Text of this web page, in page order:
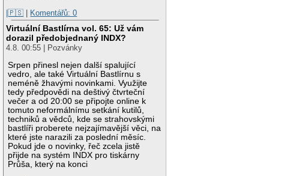
|🇵🇸 | Komentářů: 0
Virtuální Bastlírna vol. 65: Už vám
dorazil předobjednaný INDX?
4.8. 00:55 | Pozvánky
Srpen přinesl nejen další spalující
vedro, ale také Virtuální Bastlírnu s
neméně žhavými novinkami. Využijte
tedy předpovědi na deštivý čtvrteční
večer a od 20:00 se připojte online k
tomuto neformálnímu setkání kutilů,
techniků a vědců, kde se strahovskými
bastlíři proberete nejzajímavější věci, na
které jste narazili za poslední měsíc.
Pokud jde o novinky, řeč zcela jistě
přijde na systém INDX pro tiskárny
Průša, který na konci